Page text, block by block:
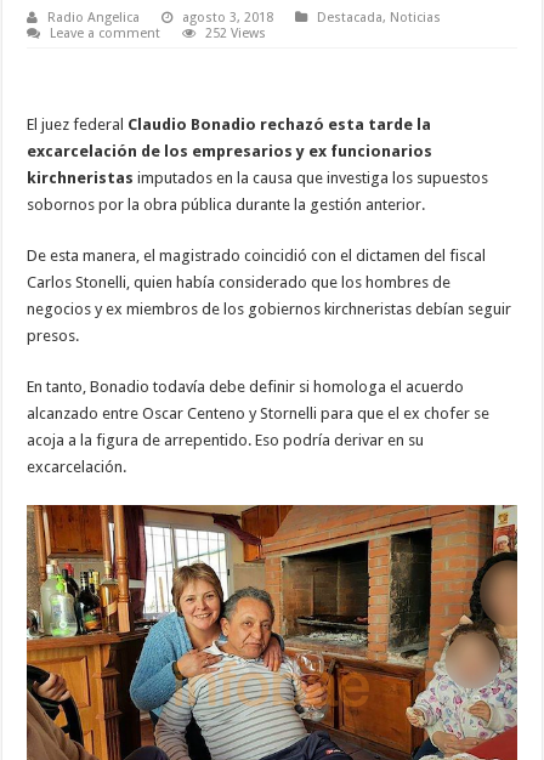
Radio Angelica agosto 3, 2018 Destacada, Noticias
Leave a comment
252 Views
El juez federal Claudio Bonadio rechazó esta tarde la
excarcelación de los empresarios y ex funcionarios
kirchneristas imputados en la causa que investiga los supuestos
sobornos por la obra pública durante la gestión anterior.
De esta manera, el magistrado coincidió con el dictamen del fiscal
Carlos Stonelli, quien había considerado que los hombres de
negocios y ex miembros de los gobiernos kirchneristas debían seguir
presos.
En tanto, Bonadio todavía debe definir si homologa el acuerdo
alcanzado entre Oscar Centeno y Stornelli para que el ex chofer se
acoja a la figura de arrepentido. Eso podría derivar en su
excarcelación.